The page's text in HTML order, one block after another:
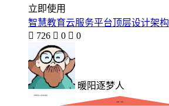
立即使用
智慧教育云服务平台顶层设计架构
 726  0  0
暖阳逐梦人